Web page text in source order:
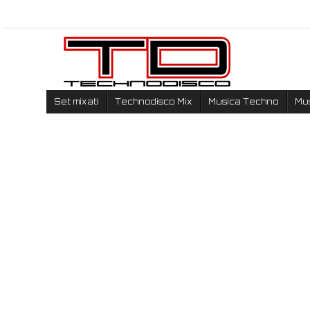
Set mixati Technodisco Mix Musica Techno